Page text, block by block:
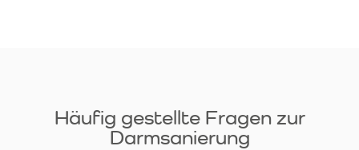
Häufig gestellte Fragen zur
Darmsanierung